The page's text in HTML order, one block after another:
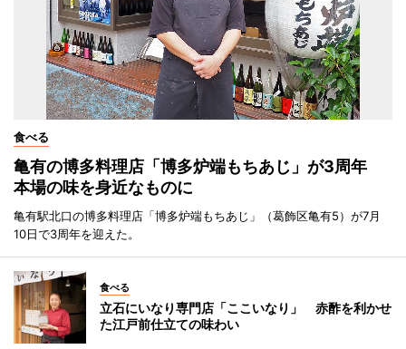
食べる
亀有の博多料理店「博多炉端もちあじ」が3周年
本場の味を身近なものに
亀有駅北口の博多料理店「博多炉端もちあじ」（葛飾区亀有5）が7月
10日で3周年を迎えた。
食べる
立石にいなり専門店「ここいなり」 赤酢を利かせ
た江戸前仕立ての味わい